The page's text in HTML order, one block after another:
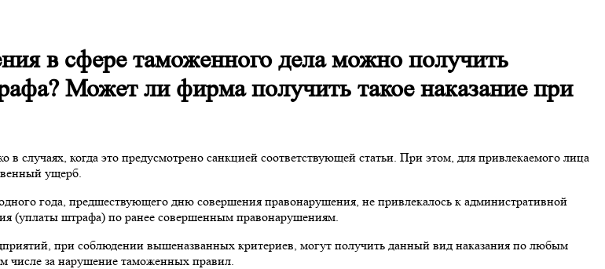
в сфере таможенного дела можно получить
Может ли фирма получить такое наказание при
случаях, когда это предусмотрено санкцией соответствующей статьи. При этом, для привлекаемого лица
ущерб.
года, предшествующего дню совершения правонарушения, не привлекалось к административной
(уплаты штрафа) по ранее совершенным правонарушениям.
при соблюдении вышеназванных критериев, могут получить данный вид наказания по любым
числе за нарушение таможенных правил.